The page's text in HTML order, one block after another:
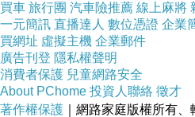
買車 旅行團 汽車險推薦 線上麻將
一元簡訊 直播達人 數位憑證 企業
買網址 虛擬主機 企業郵件
廣告刊登 隱私權聲明
消費者保護 兒童網路安全
About PChome 投資人聯絡 徵才
著作權保護 ｜網路家庭版權所有、